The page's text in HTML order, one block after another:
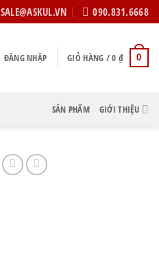
SALE@ASKUL.VN 090.831.6668
ĐĂNG NHẬP GIỎ HÀNG /0 ₫ 0
SẢN PHẨM GIỚI THIỆU